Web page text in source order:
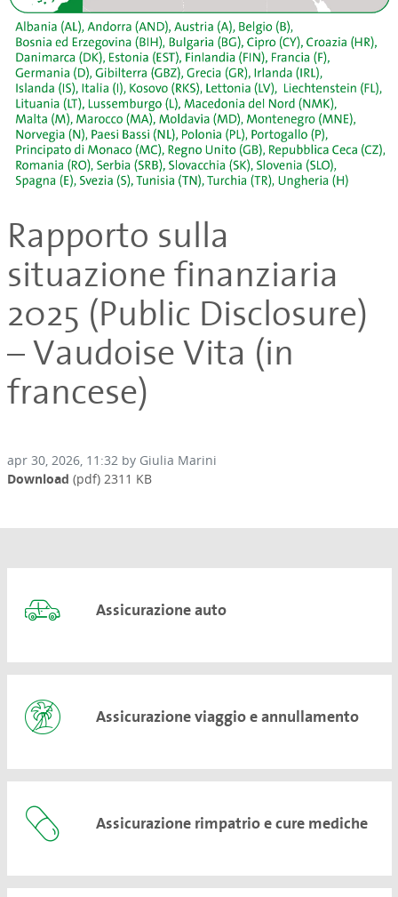
Rapporto sulla
situazione finanziaria
2025 (Public Disclosure)
– Vaudoise Vita (in
francese)
apr 30, 2026, 11:32 by Giulia Marini
Download (pdf) 2311 KB
Assicurazione auto
Assicurazione viaggio e annullamento
Assicurazione rimpatrio e cure mediche